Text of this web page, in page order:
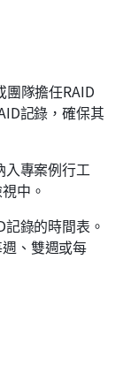
隊擔任RAID
記錄，確保其
入專案例行工
中。
錄的時間表。
、雙週或每